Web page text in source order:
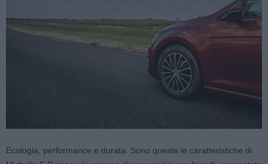
Ecologia, performance e durata. Sono queste le caratteristiche di